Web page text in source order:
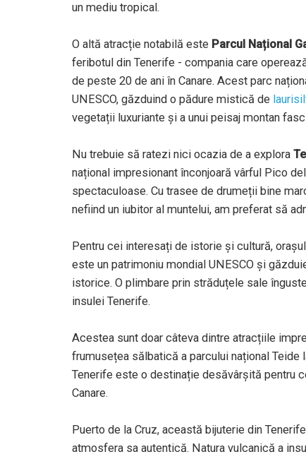
un mediu tropical.
O altă atracție notabilă este Parcul Național
feribotul din Tenerife - compania care
de peste 20 de ani în Canare. Acest parc
UNESCO, găzduind o pădure mistică de
vegetații luxuriante și a unui peisaj montan
Nu trebuie să ratezi nici ocazia de a explora
național impresionant înconjoară vârful Pico
spectaculoase. Cu trasee de drumeții bine
nefiind un iubitor al muntelui, am preferat să
Pentru cei interesați de istorie și cultură,
este un patrimoniu mondial UNESCO și
istorice. O plimbare prin străduțele sale
insulei Tenerife.
Acestea sunt doar câteva dintre atracțiile
frumusețea sălbatică a parcului național
Tenerife este o destinație desăvârșită pentru
Canare.
Puerto de la Cruz, această bijuterie din
atmosfera sa autentică. Natura vulcanică a